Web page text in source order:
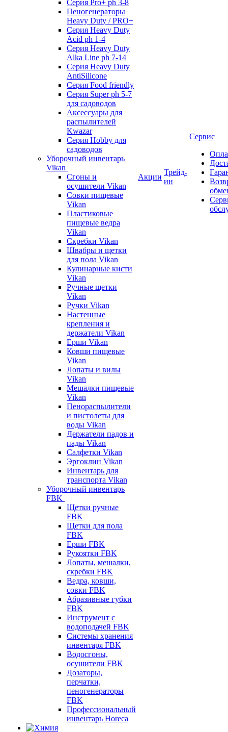
Серия Pro+ ph 3-8
Пеногенераторы
Heavy Duty / PRO+
Серия Heavy Duty
Acid ph 1-4
Серия Heavy Duty
Alka Line ph 7-14
Серия Heavy Duty
AntiSilicone
Серия Food friendly
Серия Super ph 5-7
для садоводов
Аксессуары для
распылителей
Kwazar
Серия Hobby для
садоводов
Уборочный инвентарь
Vikan
Сгоны и
осушители Vikan
Совки пищевые
Vikan
Пластиковые
пищевые ведра
Vikan
Скребки Vikan
Швабры и щетки
для пола Vikan
Кулинарные кисти
Vikan
Ручные щетки
Vikan
Ручки Vikan
Настенные
крепления и
держатели Vikan
Ерши Vikan
Ковши пищевые
Vikan
Лопаты и вилы
Vikan
Мешалки пищевые
Vikan
Пенораспылители
и пистолеты для
воды Vikan
Держатели падов и
пады Vikan
Салфетки Vikan
Эргоклин Vikan
Инвентарь для
транспорта Vikan
Уборочный инвентарь
FBK
Щетки ручные
FBK
Щетки для пола
FBK
Ерши FBK
Рукоятки FBK
Лопаты, мешалки,
скребки FBK
Ведра, ковши,
совки FBK
Абразивные губки
FBK
Инструмент с
водоподачей FBK
Системы хранения
инвентаря FBK
Водосгоны,
осушители FBK
Дозаторы,
перчатки,
пеногенераторы
FBK
Профессиональный
инвентарь Horeca
Акции
Трейд-
ин
Сервис